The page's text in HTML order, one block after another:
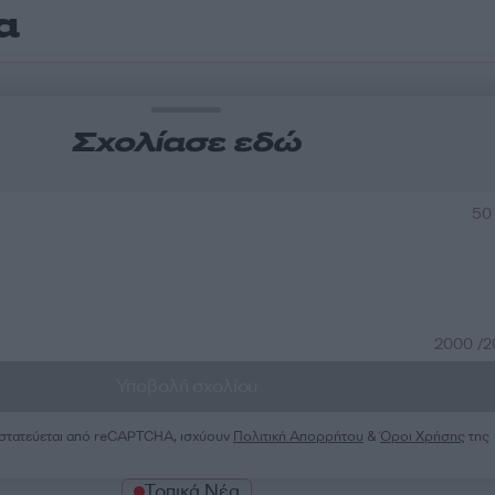
Σχολίασε εδώ
2000 /
από reCAPTCHA, ισχύουν Πολιτική Απορρήτου &Όροι Χρήσης της